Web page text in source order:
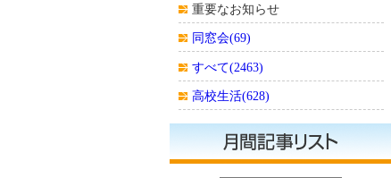
重要なお知らせ
同窓会(69)
すべて(2463)
高校生活(628)